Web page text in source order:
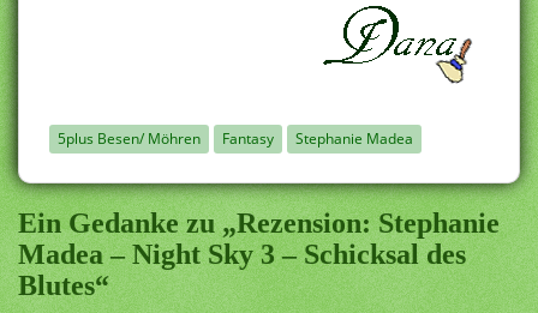
5plus Besen/ Möhren Fantasy Stephanie Madea
Ein Gedanke zu „Rezension: Stephanie
Madea – Night Sky 3 – Schicksal des
Blutes“